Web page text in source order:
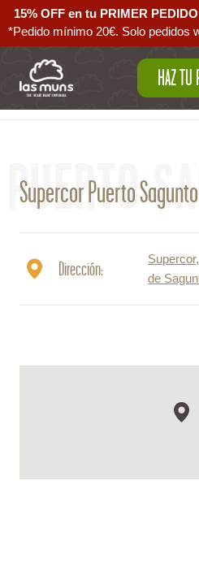
15% OFF en tu PRIMER PEDIDO
*Pedido mínimo 20€. Solo pedidos
HAZ TU
Volver al mapa
PUERTO
Supercor Puerto Sagunto
Dirección:
de